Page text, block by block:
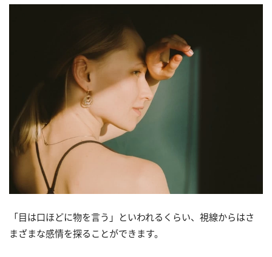
「目は口ほどに物を言う」といわれるくらい、視線からはさ
まざまな感情を探ることができます。